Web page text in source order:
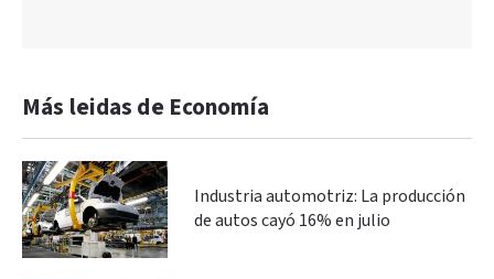
Más leidas de Economía
Industria automotriz: La producción
de autos cayó 16% en julio